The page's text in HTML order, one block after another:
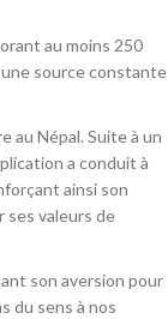
au moins 250
source constante
au Népal. Suite à un
a conduit à
ainsi son
ses valeurs de
son aversion pour
du sens à nos